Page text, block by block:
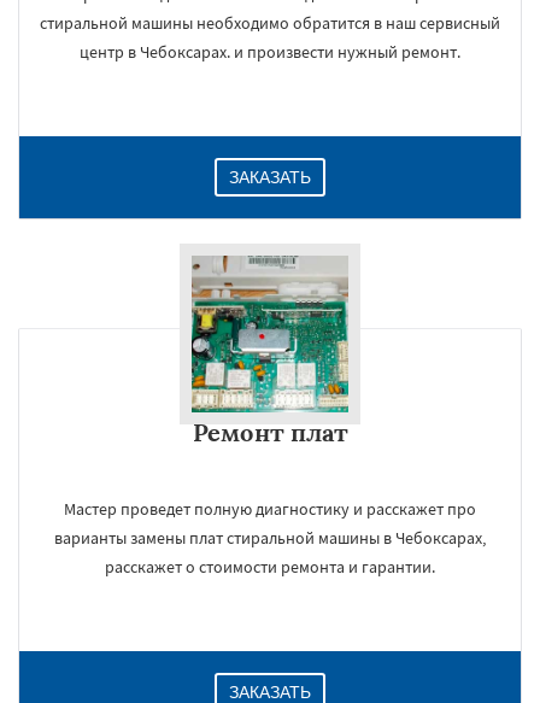
стиральной машины необходимо обратится в наш сервисный
центр в Чебоксарах. и произвести нужный ремонт.
ЗАКАЗАТЬ
Ремонт плат
Мастер проведет полную диагностику и расскажет про
варианты замены плат стиральной машины в Чебоксарах,
расскажет о стоимости ремонта и гарантии.
ЗАКАЗАТЬ